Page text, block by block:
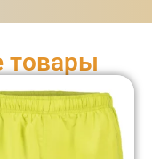
товары